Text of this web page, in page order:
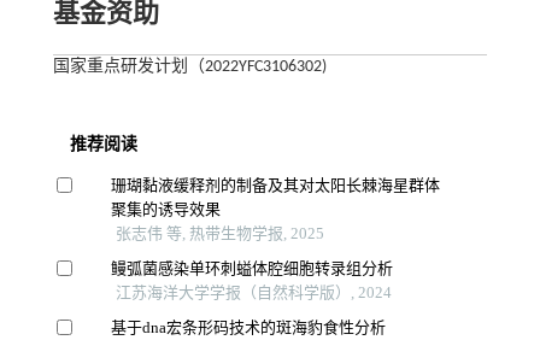
基金资助
国家重点研发计划（2022YFC3106302)